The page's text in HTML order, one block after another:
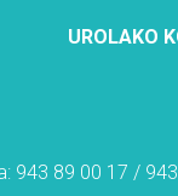
UROLAKO
943 89 00 17 /